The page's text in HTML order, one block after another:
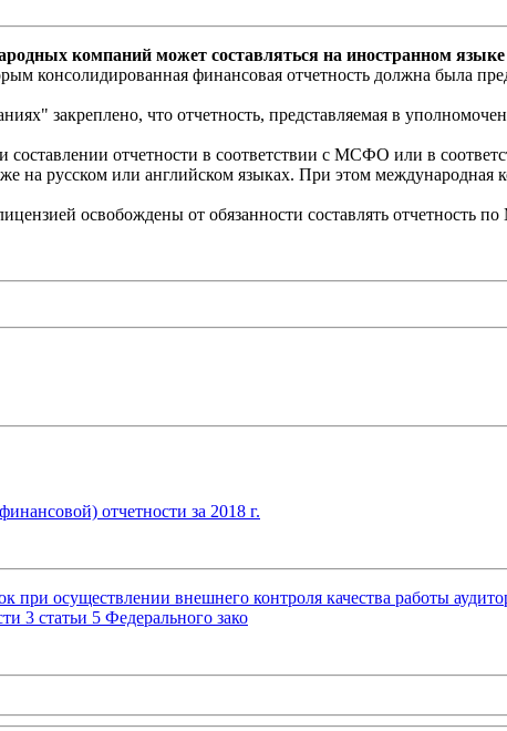
компаний может составляться на иностранном языке
консолидированная финансовая отчетность должна была
закреплено, что отчетность, представляемая в
составлении отчетности в соответствии с МСФО или в
на русском или английском языках. При этом международная
освобождены от обязанности составлять отчетность
отчетности за 2018 г.
осуществлении внешнего контроля качества работы
3 статьи 5 Федерального зако